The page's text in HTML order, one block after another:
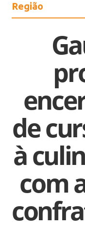
Região
de
à
com